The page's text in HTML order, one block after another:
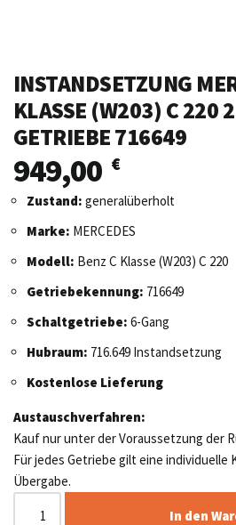
INSTANDSETZUNG
KLASSE (W203) C 220
GETRIEBE 716649
949,00 €
Zustand: generalüberholt
Marke: MERCEDES
Modell: Benz C Klasse (W203) C 220
Getriebekennung: 716649
Schaltgetriebe: 6-Gang
Hubraum: 716.649 Instandsetzung
Kostenlose Lieferung
Austauschverfahren:
Kauf nur unter der Voraussetzung der
Für jedes Getriebe gilt eine individuelle
Übergabe.
In den